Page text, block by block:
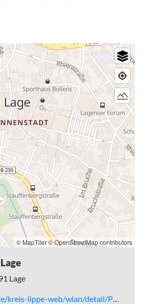
genutzt werden.
© MapTiler© OpenStreetMap contributors
Lage
lippe-web/wlan/detail/POI/p_100038627/x